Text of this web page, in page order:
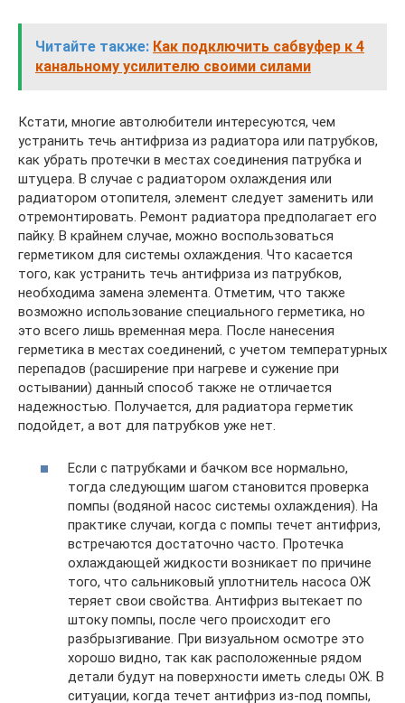
Читайте также: Как подключить сабвуфер к 4
канальному усилителю своими силами
Кстати, многие автолюбители интересуются, чем
устранить течь антифриза из радиатора или патрубков,
как убрать протечки в местах соединения патрубка и
штуцера. В случае с радиатором охлаждения или
радиатором отопителя, элемент следует заменить или
отремонтировать. Ремонт радиатора предполагает его
пайку. В крайнем случае, можно воспользоваться
герметиком для системы охлаждения. Что касается
того, как устранить течь антифриза из патрубков,
необходима замена элемента. Отметим, что также
возможно использование специального герметика, но
это всего лишь временная мера. После нанесения
герметика в местах соединений, с учетом температурных
перепадов (расширение при нагреве и сужение при
остывании) данный способ также не отличается
надежностью. Получается, для радиатора герметик
подойдет, а вот для патрубков уже нет.
Если с патрубками и бачком все нормально,
тогда следующим шагом становится проверка
помпы (водяной насос системы охлаждения). На
практике случаи, когда с помпы течет антифриз,
встречаются достаточно часто. Протечка
охлаждающей жидкости возникает по причине
того, что сальниковый уплотнитель насоса ОЖ
теряет свои свойства. Антифриз вытекает по
штоку помпы, после чего происходит его
разбрызгивание. При визуальном осмотре это
хорошо видно, так как расположенные рядом
детали будут на поверхности иметь следы ОЖ. В
ситуации, когда течет антифриз из-под помпы,